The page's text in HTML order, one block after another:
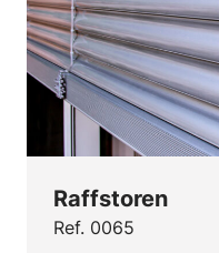
Raffstoren
Ref. 0065